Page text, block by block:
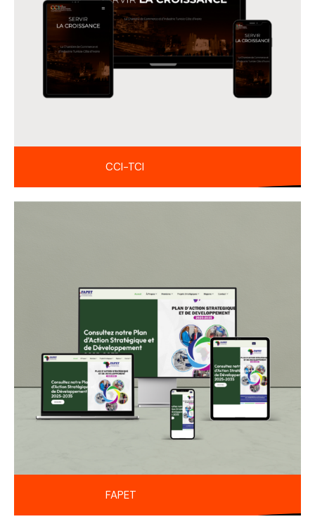
CCI-TCI
FAPET